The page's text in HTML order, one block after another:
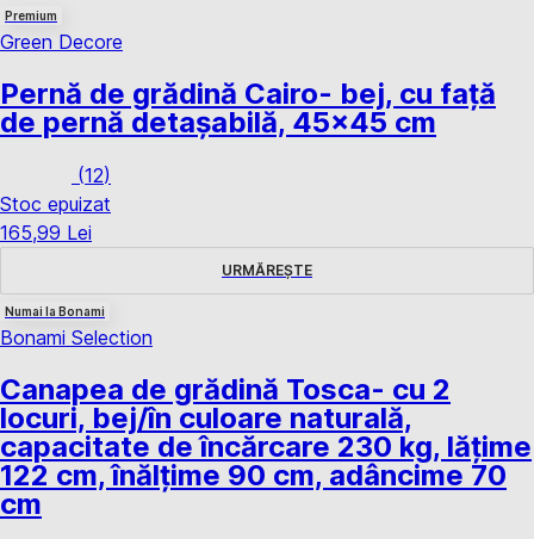
Premium
Green Decore
Pernă de grădină Cairo- bej, cu față
de pernă detașabilă, 45x45 cm
(12)
Stoc epuizat
165,99 Lei
URMĂREȘTE
Numai la Bonami
Bonami Selection
Canapea de grădină Tosca- cu 2
locuri, bej/în culoare naturală,
capacitate de încărcare 230 kg, lățime
122 cm, înălțime 90 cm, adâncime 70
cm